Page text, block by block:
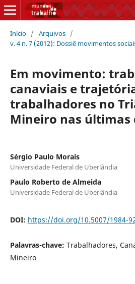
Início / Arquivos /
v. 4 n. 7 (2012): Dossiê movimentos
Em movimento:
canaviais e
trabalhadores no
Mineiro nas últimas
Sérgio Paulo Morais
Universidade Federal de Uberlândia
Paulo Roberto de Almeida
Universidade Federal de Uberlândia
DOI: https://doi.org/10.5007/1984-
Palavras-chave: Trabalhadores,
Mineiro